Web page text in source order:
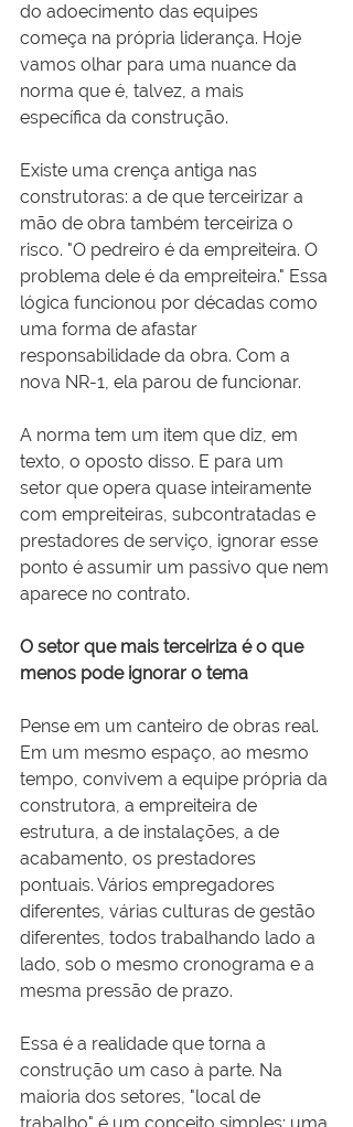
do adoecimento das equipes
começa na própria liderança. Hoje
vamos olhar para uma nuance da
norma que é, talvez, a mais
específica da construção.
Existe uma crença antiga nas
construtoras: a de que terceirizar a
mão de obra também terceiriza o
risco. "O pedreiro é da empreiteira. O
problema dele é da empreiteira." Essa
lógica funcionou por décadas como
uma forma de afastar
responsabilidade da obra. Com a
nova NR-1, ela parou de funcionar.
A norma tem um item que diz, em
texto, o oposto disso. E para um
setor que opera quase inteiramente
com empreiteiras, subcontratadas e
prestadores de serviço, ignorar esse
ponto é assumir um passivo que nem
aparece no contrato.
O setor que mais terceiriza é o que
menos pode ignorar o tema
Pense em um canteiro de obras real.
Em um mesmo espaço, ao mesmo
tempo, convivem a equipe própria da
construtora, a empreiteira de
estrutura, a de instalações, a de
acabamento, os prestadores
pontuais. Vários empregadores
diferentes, várias culturas de gestão
diferentes, todos trabalhando lado a
lado, sob o mesmo cronograma e a
mesma pressão de prazo.
Essa é a realidade que torna a
construção um caso à parte. Na
maioria dos setores, "local de